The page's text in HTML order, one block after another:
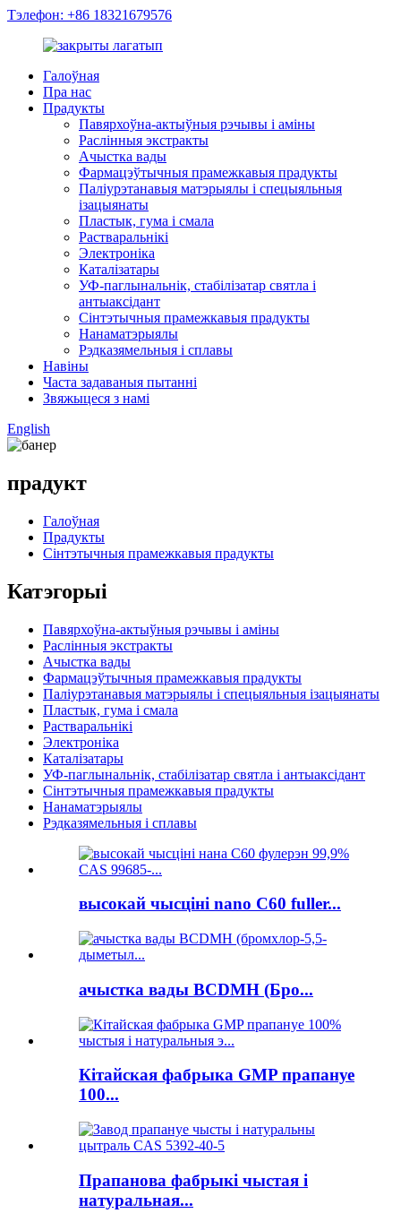
Тэлефон: +86 18321679576
Галоўная
Пра нас
Прадукты
Павярхоўна-актыўныя рэчывы і аміны
Раслінныя экстракты
Ачыстка вады
Фармацэўтычныя прамежкавыя прадукты
Паліурэтанавыя матэрыялы і спецыяльныя
ізацыянаты
Пластык, гума і смала
Растваральнікі
Электроніка
Каталізатары
УФ-паглынальнік, стабілізатар святла і
антыаксідант
Сінтэтычныя прамежкавыя прадукты
Нанаматэрыялы
Рэдказямельныя і сплавы
Навіны
Часта задаваныя пытанні
Звяжыцеся з намі
English
прадукт
Галоўная
Прадукты
Сінтэтычныя прамежкавыя прадукты
Катэгорыі
Павярхоўна-актыўныя рэчывы і аміны
Раслінныя экстракты
Ачыстка вады
Фармацэўтычныя прамежкавыя прадукты
Паліурэтанавыя матэрыялы і спецыяльныя ізацыянаты
Пластык, гума і смала
Растваральнікі
Электроніка
Каталізатары
УФ-паглынальнік, стабілізатар святла і антыаксідант
Сінтэтычныя прамежкавыя прадукты
Нанаматэрыялы
Рэдказямельныя і сплавы
высокай чысціні nano C60 fuller...
ачыстка вады BCDMH (Бро...
Кітайская фабрыка GMP прапануе
100...
Прапанова фабрыкі чыстая і
натуральная...